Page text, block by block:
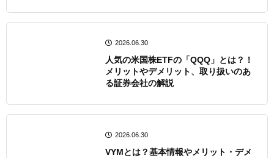
2026.06.30
人気の米国株ETFの「QQQ」とは？！
メリットやデメリット、取り扱いのあ
る証券会社の解説
2026.06.30
VYMとは？基本情報やメリット・デメ